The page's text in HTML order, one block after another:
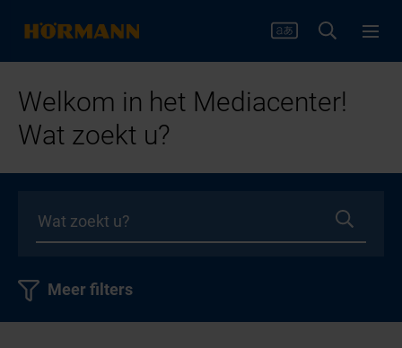
Welkom in het Mediacenter!
Wat zoekt u?
Meer filters